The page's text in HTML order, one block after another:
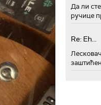
Да ли
ручице
Re: Eh...